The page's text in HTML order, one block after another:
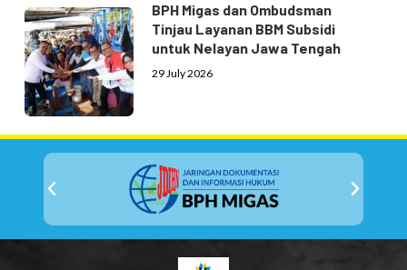
BPH Migas dan Ombudsman
Tinjau Layanan BBM Subsidi
untuk Nelayan Jawa Tengah
29 July 2026